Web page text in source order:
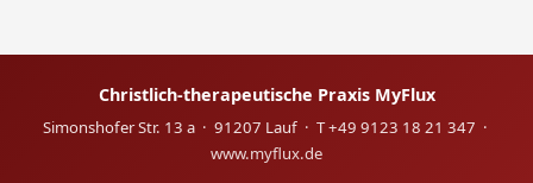
Christlich-therapeutische Praxis MyFlux
Simonshofer Str. 13 a · 91207 Lauf · T +49 9123 18 21 347 ·
www.myflux.de